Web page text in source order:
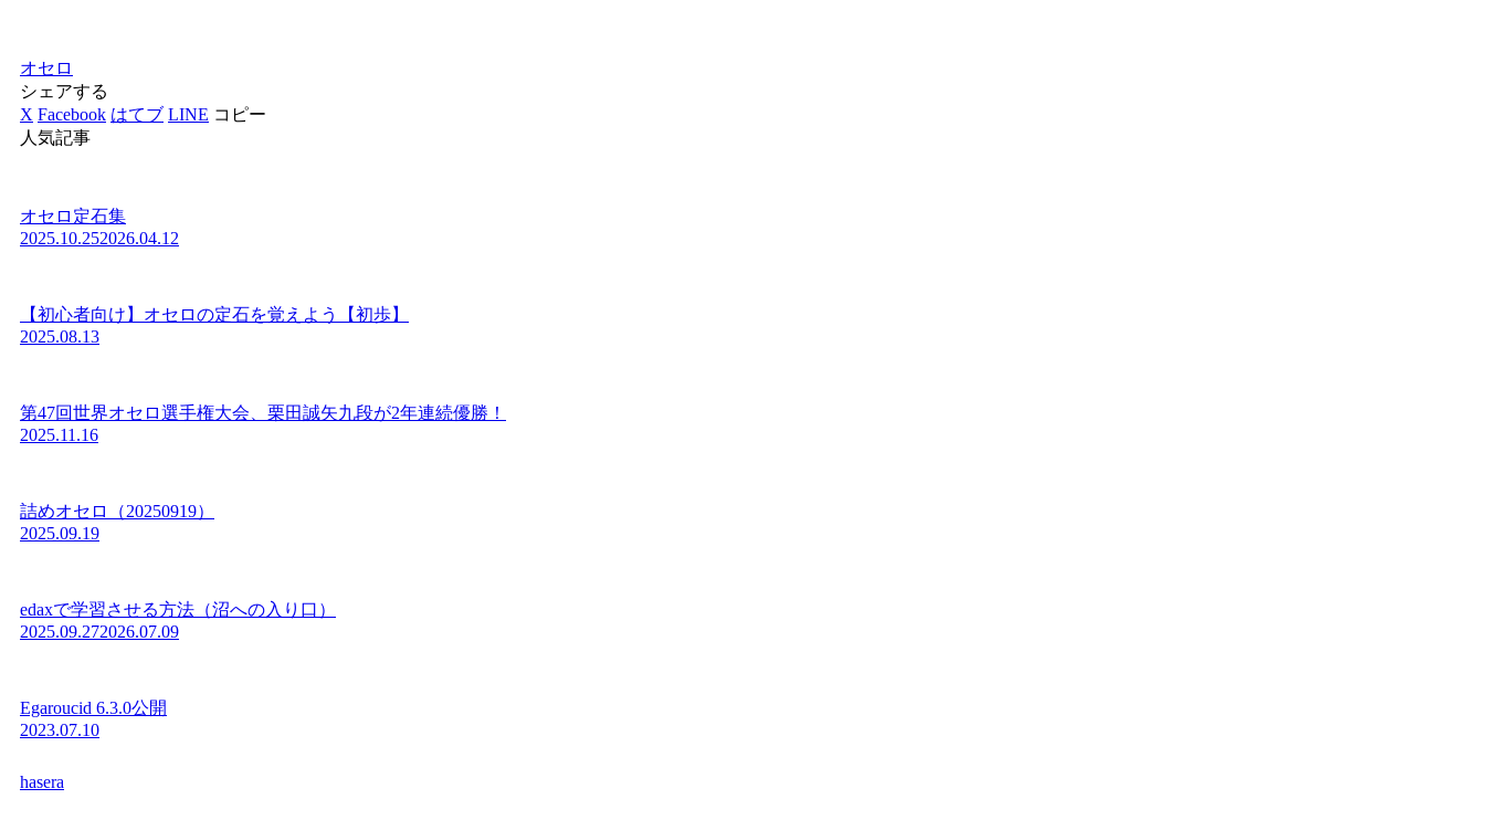
オセロ
シェアする
X Facebook はてブ LINE コピー
人気記事
オセロ定石集
2025.10.252026.04.12
【初心者向け】オセロの定石を覚えよう【初歩】
2025.08.13
第47回世界オセロ選手権大会、栗田誠矢九段が2年連続優勝！
2025.11.16
詰めオセロ（20250919）
2025.09.19
edaxで学習させる方法（沼への入り口）
2025.09.272026.07.09
Egaroucid 6.3.0公開
2023.07.10
hasera